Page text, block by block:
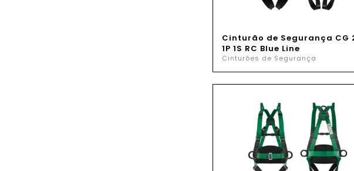
Cinturão de Segurança CG
1P 1S RC Blue Line
Cinturões de Segurança